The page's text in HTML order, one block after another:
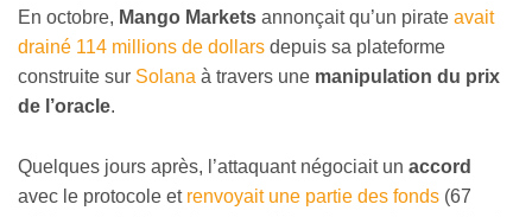
En octobre, Mango Markets annonçait qu’un pirate avait
drainé 114 millions de dollars depuis sa plateforme
construite sur Solana à travers une manipulation du prix
de l’oracle.
Quelques jours après, l’attaquant négociait un accord
avec le protocole et renvoyait une partie des fonds (67